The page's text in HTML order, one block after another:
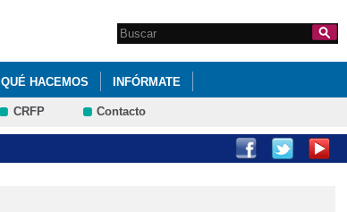
Formulario de
búsqueda
Search this site
QUÉ HACEMOS INFÓRMATE
CRFP Contacto